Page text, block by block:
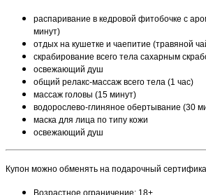
распаривание в кедровой фитобочке с
минут)
отдых на кушетке и чаепитие (травяной
скрабирование всего тела сахарным
освежающий душ
общий релакс-массаж всего тела (1 час)
массаж головы (15 минут)
водорослево-глиняное обертывание (30
маска для лица по типу кожи
освежающий душ
Купон можно обменять на подарочный
Возрастное ограничение: 18+